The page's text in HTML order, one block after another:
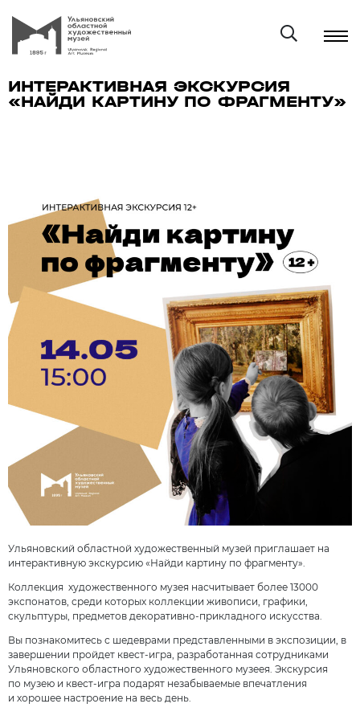
ИНТЕРАКТИВНАЯ ЭКСКУРСИЯ
«НАЙДИ КАРТИНУ ПО ФРАГМЕНТУ»
Ульяновский областной художественный музей приглашает на
интерактивную экскурсию «Найди картину по фрагменту».
Коллекция художественного музея насчитывает более 13000
экспонатов, среди которых коллекции живописи, графики,
скульптуры, предметов декоративно-прикладного искусства.
Вы познакомитесь с шедеврами представленными в экспозиции, в
завершении пройдет квест-игра, разработанная сотрудниками
Ульяновского областного художественного музеея. Экскурсия
по музею и квест-игра подарят незабываемые впечатления
и хорошее настроение на весь день.